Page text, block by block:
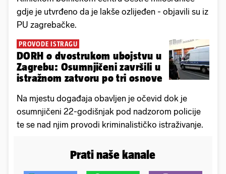
gdje je utvrđeno da je lakše ozlijeđen - objavili su iz
PU zagrebačke.
PROVODE ISTRAGU
DORH o dvostrukom ubojstvu u
Zagrebu: Osumnjičeni završili u
istražnom zatvoru po tri osnove
Na mjestu događaja obavljen je očevid dok je
osumnjičeni 22-godišnjak pod nadzorom policije
te se nad njim provodi kriminalističko istraživanje.
Prati naše kanale